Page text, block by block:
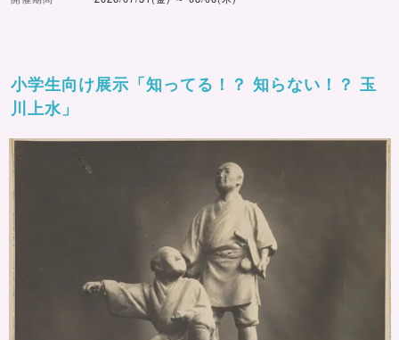
小学生向け展示「知ってる！？ 知らない！？ 玉
川上水」